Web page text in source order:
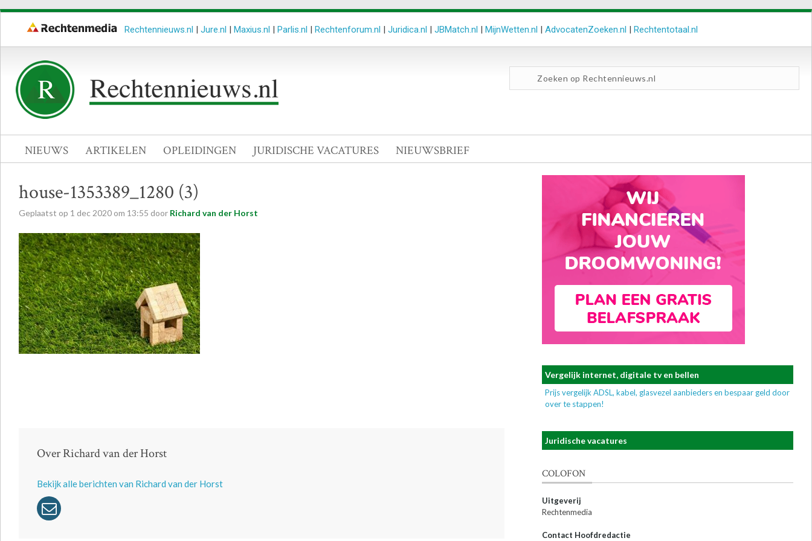
Rechtennieuws.nl | Jure.nl | Maxius.nl | Parlis.nl | Rechtenforum.nl | Juridica.nl | JBMatch.nl | MijnWetten.nl | AdvocatenZoeken.nl | Rechtentotaal.nl
NIEUWS ARTIKELEN OPLEIDINGEN JURIDISCHE VACATURES NIEUWSBRIEF
house-1353389_1280 (3)
Geplaatst op 1 dec 2020 om 13:55 door Richard van der Horst
Over Richard van der Horst
Bekijk alle berichten van Richard van der Horst
Vergelijk internet, digitale tv en bellen
Prijs vergelijk ADSL, kabel, glasvezel aanbieders en bespaar geld door
over te stappen!
Juridische vacatures
COLOFON
Uitgeverij
Rechtenmedia
Contact Hoofdredactie